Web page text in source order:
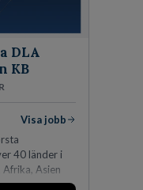
DLA
KB
Visa jobb
40 länder i
Asien
inom